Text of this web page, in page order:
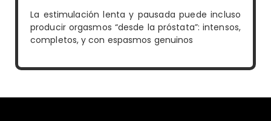
La estimulación lenta y pausada puede incluso
producir orgasmos “desde la próstata”: intensos,
completos, y con espasmos genuinos